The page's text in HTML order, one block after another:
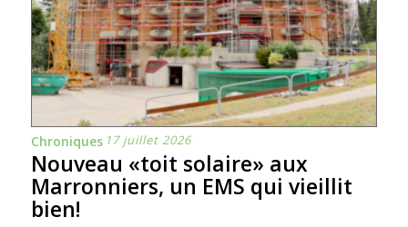
Chroniques 17 juillet 2026
Nouveau «toit solaire» aux
Marronniers, un EMS qui vieillit
bien!